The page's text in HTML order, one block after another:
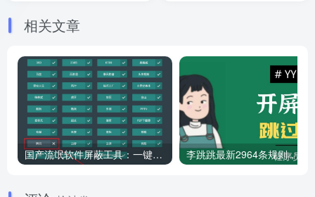
相关文章
国产流氓软件屏蔽工具：一键拉黑证书永久生效，家用电脑小白都能轻松上手